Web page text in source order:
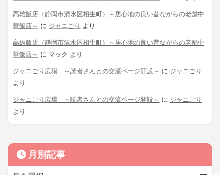
高雄飯店（静岡市清水区相生町）～居心地の良い昔ながらの老舗中
華飯店～ に ジャニごり より
高雄飯店（静岡市清水区相生町）～居心地の良い昔ながらの老舗中
華飯店～ に マック より
ジャニごり広場 ～読者さんとの交流ページ開設～ に ジャニごり
より
ジャニごり広場 ～読者さんとの交流ページ開設～ に ジャニごり
より
月別記事